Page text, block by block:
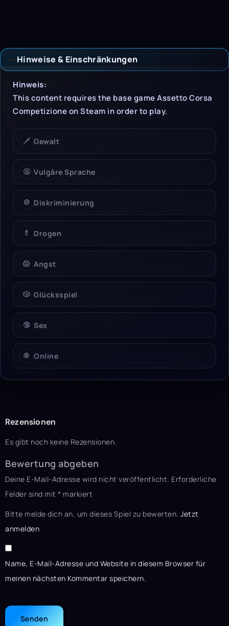
Hinweise & Einschränkungen
Hinweise &
Hinweis:
This content requires the base game Assetto Corsa
Competizione on Steam in order to play.
🗡️ Gewalt
🤬 Vulgäre Sprache
🚫 Diskriminierung
💊 Drogen
😱 Angst
🎲 Glücksspiel
🔞 Sex
🌐 Online
Rezensionen
Es gibt noch keine Rezensionen.
Bewertung abgeben
Deine E-Mail-Adresse wird nicht veröffentlicht. Erforderliche
Felder sind mit * markiert
Bitte melde dich an, um dieses Spiel zu bewerten. Jetzt
anmelden
Name, E-Mail-Adresse und Website in diesem Browser für
meinen nächsten Kommentar speichern.